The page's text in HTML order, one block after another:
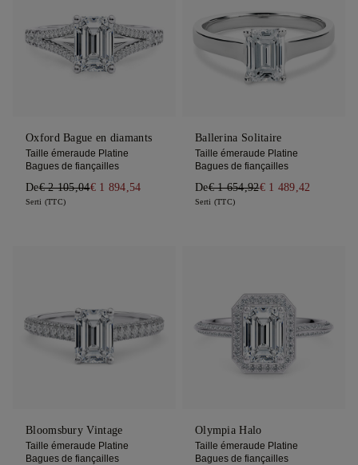
Oxford Bague en diamants
Taille émeraude Platine
Bagues de fiançailles
De€ 2 105,04€ 1 894,54
Serti (TTC)
Ballerina Solitaire
Taille émeraude Platine
Bagues de fiançailles
De€ 1 654,92€ 1 489,42
Serti (TTC)
Bloomsbury Vintage
Taille émeraude Platine
Bagues de fiançailles
Olympia Halo
Taille émeraude Platine
Bagues de fiançailles